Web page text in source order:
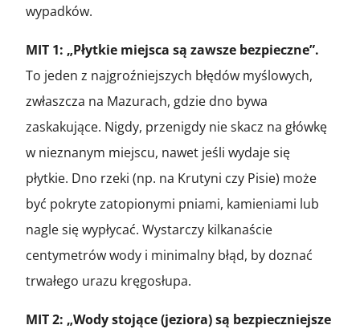
wypadków.
MIT 1: „Płytkie miejsca są zawsze bezpieczne”.
To jeden z najgroźniejszych błędów myślowych,
zwłaszcza na Mazurach, gdzie dno bywa
zaskakujące. Nigdy, przenigdy nie skacz na główkę
w nieznanym miejscu, nawet jeśli wydaje się
płytkie. Dno rzeki (np. na Krutyni czy Pisie) może
być pokryte zatopionymi pniami, kamieniami lub
nagle się wypłycać. Wystarczy kilkanaście
centymetrów wody i minimalny błąd, by doznać
trwałego urazu kręgosłupa.
MIT 2: „Wody stojące (jeziora) są bezpieczniejsze